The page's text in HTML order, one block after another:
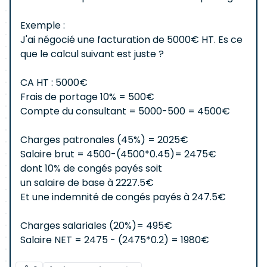
Exemple :
J'ai négocié une facturation de 5000€ HT. Es ce
que le calcul suivant est juste ?
CA HT : 5000€
Frais de portage 10% = 500€
Compte du consultant = 5000-500 = 4500€
Charges patronales (45%) = 2025€
Salaire brut = 4500-(4500*0.45)= 2475€
dont 10% de congés payés soit
un salaire de base à 2227.5€
Et une indemnité de congés payés à 247.5€
Charges salariales (20%)= 495€
Salaire NET = 2475 - (2475*0.2) = 1980€